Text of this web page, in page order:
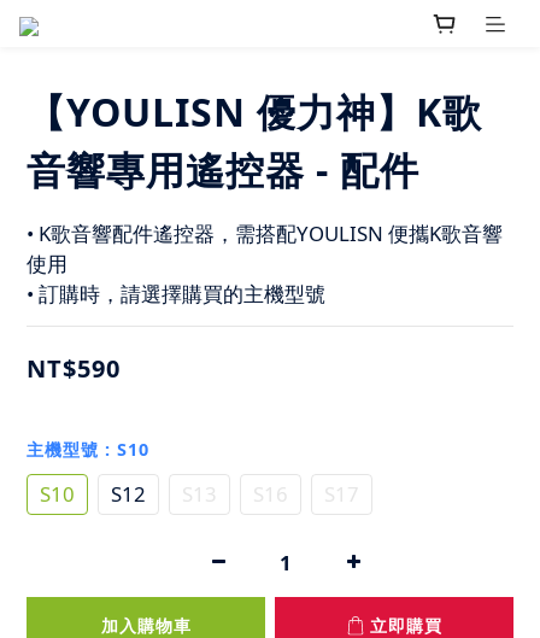
【YOULISN 優力神】K歌
音響專用遙控器 - 配件
• K歌音響配件遙控器，需搭配YOULISN 便攜K歌音響
使用
• 訂購時，請選擇購買的主機型號
NT$590
主機型號 : S10
S10 S12 S13 S16 S17
加入購物車 立即購買